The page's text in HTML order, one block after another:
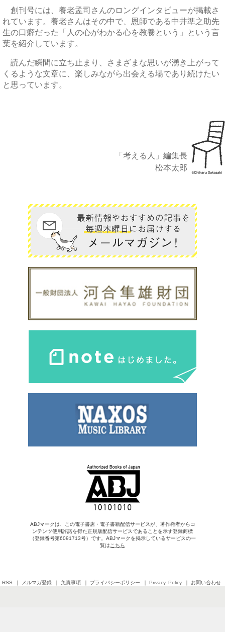
創刊号には、養老孟司さんのロングインタビューが掲載さ
れています。養老さんはその中で、恩師である中井準之助先
生の口癖だった「人の心がわかる心を教養という」という言
葉を紹介しています。
読んだ瞬間に立ち止まり、さまざまな思いが湧き上がって
くるような文章に、楽しみながら出会える場であり続けたい
と思っています。
「考える人」編集長
松本太郎
ABJマークは、この電子書店・電子書籍配信サービスが、著作権者からコ
ンテンツ使用許諾を得た正規版配信サービスであることを示す登録商標
（登録番号第6091713号）です。ABJマークを掲示しているサービスの一
覧は こちら
RSS メルマガ登録 免責事項 プライバシーポリシー Privacy Policy お問い合わせ